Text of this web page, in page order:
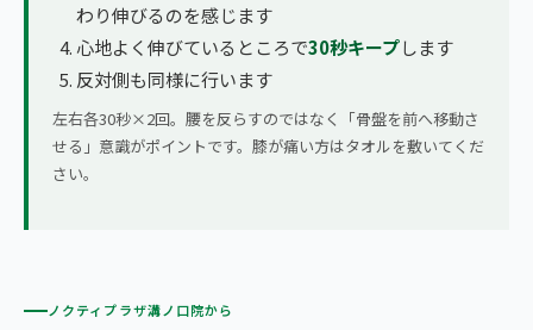
わり伸びるのを感じます
心地よく伸びているところで30秒キープします
反対側も同様に行います
左右各30秒×2回。腰を反らすのではなく「骨盤を前へ移動さ
せる」意識がポイントです。膝が痛い方はタオルを敷いてくだ
さい。
ノクティプラザ溝ノ口院から